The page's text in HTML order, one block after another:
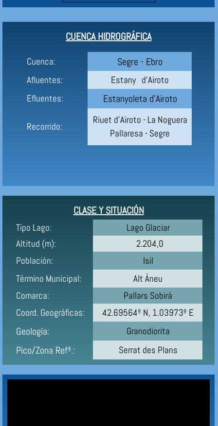
CUENCA HIDROGRÁFICA
Cuenca: Segre - Ebro
Afluentes:
Estany d'Airoto
Efluentes:
Estanyoleta d'Airoto
Recorrido:
Riuet d'Airoto - La Noguera
Pallaresa - Segre
CLASE Y SITUACIÓN
Tipo Lago:
Lago Glaciar
Altitud (m):
2.204,0
Población:
Isil
Término Municipal:
Alt Àneu
Comarca:
Pallars Sobirà
Coord. Geográficas:
42.69564º N, 1.03973º E
Geología: Granodiorita
Pico/Zona Refª.: Serrat des Plans